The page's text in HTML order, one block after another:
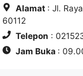
Alamat : Jl.
60112
Telepon :
Jam Buka :